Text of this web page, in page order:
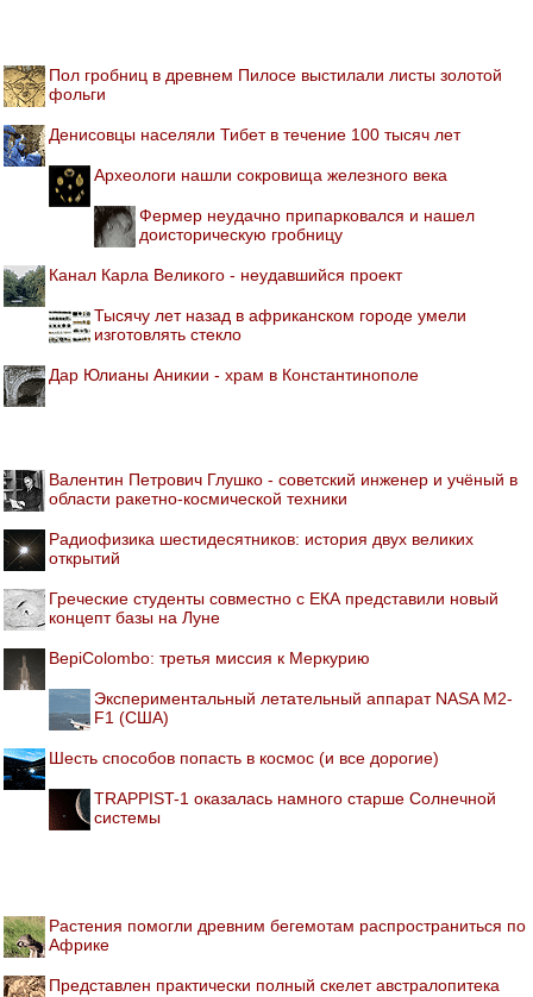
Пол гробниц в древнем Пилосе выстилали листы золотой
фольги
Денисовцы населяли Тибет в течение 100 тысяч лет
Археологи нашли сокровища железного века
Фермер неудачно припарковался и нашел
доисторическую гробницу
Канал Карла Великого - неудавшийся проект
Тысячу лет назад в африканском городе умели
изготовлять стекло
Дар Юлианы Аникии - храм в Константинополе
Валентин Петрович Глушко - советский инженер и учёный в
области ракетно-космической техники
Радиофизика шестидесятников: история двух великих
открытий
Греческие студенты совместно с ЕКА представили новый
концепт базы на Луне
BepiColombo: третья миссия к Меркурию
Экспериментальный летательный аппарат NASA M2-
F1 (США)
Шесть способов попасть в космос (и все дорогие)
TRAPPIST-1 оказалась намного старше Солнечной
системы
Растения помогли древним бегемотам распространиться по
Африке
Представлен практически полный скелет австралопитека